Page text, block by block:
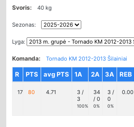
Svoris: 40 kg
Sezonas:
Lyga:
Komanda: Tornado KM 2012-2013 Šilainiai
R PTS avg PTS 1A 2A 3A REB
17 80 4.71
3 /
3
100%
34
/ 0
0%
3 /
0
0%
0.00